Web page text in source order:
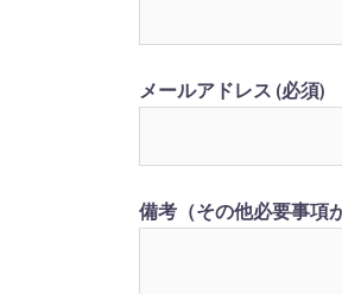
メールアドレス (必須)
備考（その他必要事項